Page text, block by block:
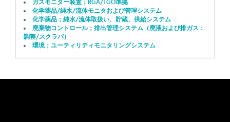
ガスモニター装置；RGA/TGO準拠
化学薬品/純水/流体モニタおよび管理システム
化学薬品；純水/流体取扱い、貯蔵、供給システム
廃棄物コントロール；排出管理システム（廃液および排ガス：
調整/スクラバ）
環境；ユーティリティモニタリングシステム